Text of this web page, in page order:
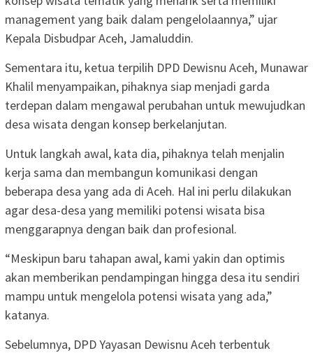
management yang baik dalam pengelolaannya,” ujar
Kepala Disbudpar Aceh, Jamaluddin.
Sementara itu, ketua terpilih DPD Dewisnu Aceh, Munawar
Khalil menyampaikan, pihaknya siap menjadi garda
terdepan dalam mengawal perubahan untuk mewujudkan
desa wisata dengan konsep berkelanjutan.
Untuk langkah awal, kata dia, pihaknya telah menjalin
kerja sama dan membangun komunikasi dengan
beberapa desa yang ada di Aceh. Hal ini perlu dilakukan
agar desa-desa yang memiliki potensi wisata bisa
menggarapnya dengan baik dan profesional.
“Meskipun baru tahapan awal, kami yakin dan optimis
akan memberikan pendampingan hingga desa itu sendiri
mampu untuk mengelola potensi wisata yang ada,”
katanya.
Sebelumnya, DPD Yayasan Dewisnu Aceh terbentuk